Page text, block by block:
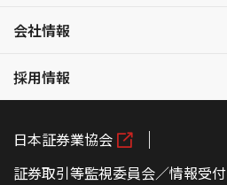
会社情報
採用情報
日本証券業協会
証券取引等監視委員会／情報受付